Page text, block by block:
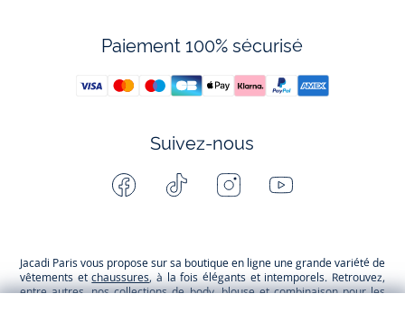
Paiement 100% sécurisé
Suivez-nous
Facebook Tiktok InstagramYoutube
Jacadi Paris vous propose sur sa boutique en ligne une grande variété de
vêtements etchaussures, à la fois élégants et intemporels. Retrouvez,
entre autres, nos collections de body, blouse et combinaison pour les